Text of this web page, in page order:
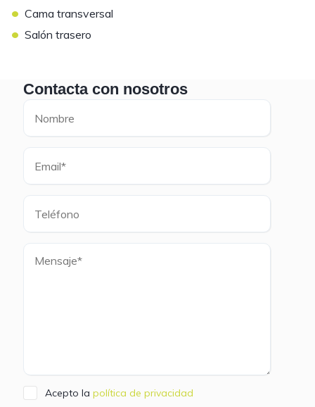
• Cama transversal
• Salón trasero
Contacta con nosotros
Acepto la política de privacidad